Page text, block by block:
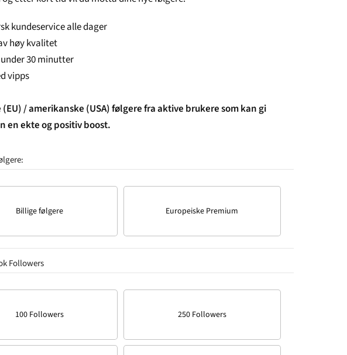
kundeservice alle dager
høy kvalitet
30 minutter
vipps
(EU) / amerikanske (USA) følgere fra aktive brukere som kan gi
en ekte og positiv boost.
Billige følgere Europeiske Premium
Followers
100 Followers 250 Followers